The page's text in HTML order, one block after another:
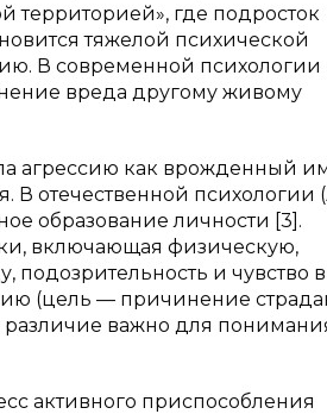
территорией», где подросток
тяжелой психической
В современной психологии
вреда другому живому
агрессию как врожденный
отечественной психологии
образование личности [3].
включающая физическую,
подозрительность и чувство
(цель — причинение
различие важно для
активного приспособления